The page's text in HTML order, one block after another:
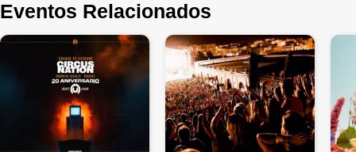
Eventos Relacionados